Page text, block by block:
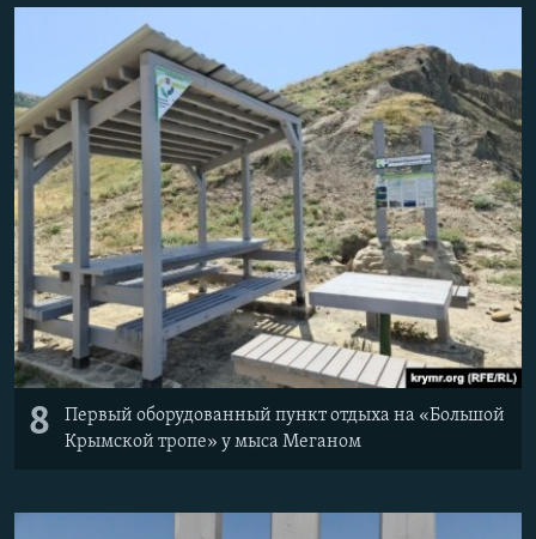
8
Первый оборудованный пункт отдыха на «Большой
Крымской тропе» у мыса Меганом